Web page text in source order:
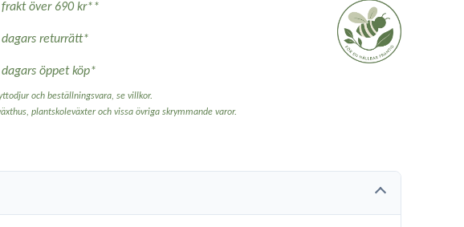
frakt över 690 kr**
dagars returrätt*
dagars öppet köp*
och beställningsvara, se villkor.
plantskoleväxter och vissa övriga skrymmande varor.